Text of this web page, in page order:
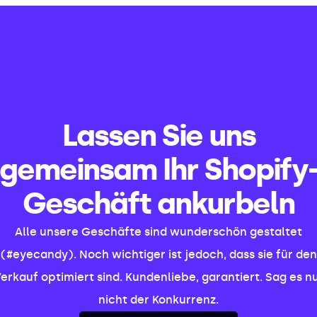
Lassen Sie uns
gemeinsam Ihr Shopify-
Geschäft ankurbeln
Alle unsere Geschäfte sind wunderschön gestaltet
(#eyecandy). Noch wichtiger ist jedoch, dass sie für den
optimiert sind. Kundenliebe, garantiert. Sag es
nicht der Konkurrenz.